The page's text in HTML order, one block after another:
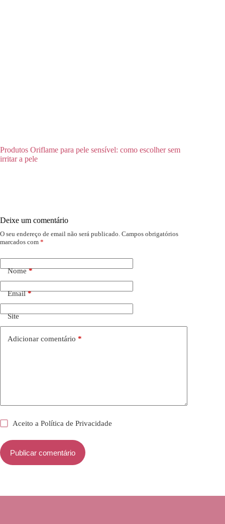
Produtos Oriflame para pele sensível: como escolher sem
irritar a pele
Deixe um comentário
O seu endereço de email não será publicado. Campos obrigatórios
marcados com *
Nome*
Email*
Site
Adicionar comentário *
Aceito aPolítica de Privacidade
Publicar comentário